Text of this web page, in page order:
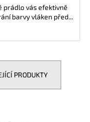
prádlo vás efektivně
barvy vláken před...
PRODUKTY